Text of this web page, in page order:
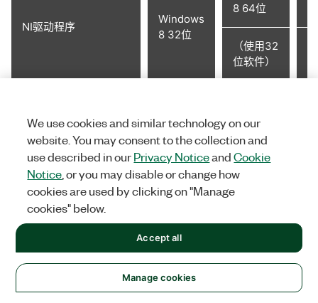
NI驱动程序
Windows
8 32位
8 64位
（使用32
位软件）
NI-488.2 3.1 3.1
NI-5640R 1.7 1.7
NI-568x
NI-5690 1.1 1.1
本信息是否对您有帮助？
是 否
We use cookies and similar technology on our
website. You may consent to the collection and
use described in ourPrivacy NoticeandCookie
Notice , or you may disable or change how
cookies are used by clicking on "Manage
cookies" below.
Manage cookies
Accept all